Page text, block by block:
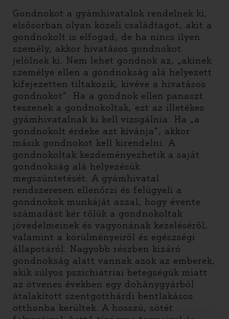
Gondnokot a gyámhivatalok rendelnek ki,
elsősorban olyan közeli családtagot, akit a
gondnokolt is elfogad, de ha nincs ilyen
személy, akkor hivatásos gondnokot
jelölnek ki. Nem lehet gondnok az, „akinek
személye ellen a gondnokság alá helyezett
kifejezetten tiltakozik, kivéve a hivatásos
gondnokot”. Ha a gondnok ellen panaszt
teszenek a gondnokoltak, ezt az illetékes
gyámhivatalnak ki kell vizsgálnia. Ha „a
gondnokolt érdeke azt kívánja”, akkor
másik gondnokot kell kirendelni. A
gondnokoltak kezdeményezhetik a saját
gondnokság alá helyezésük
megszüntetését. A gyámhivatal
rendszeresen ellenőrzi és felügyeli a
gondnokok munkáját azzal, hogy évente
számadást kér tőlük a gondnokoltak
jövedelmeinek és vagyonának kezeléséről,
valamint a körülményeiről és egészségi
állapotáról. Nagyobb részben kizáró
gondnokság alatt vannak azok az emberek,
akik súlyos pszichiátriai betegségük miatt
az ötvenes években egy dohánygyárból
átalakított szentgotthárdi bentlakásos
otthonba kerültek. A hosszú, sötét